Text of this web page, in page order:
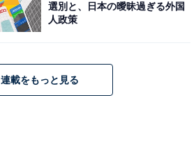
選別と、日本の曖昧過ぎる外国
人政策
連載をもっと見る